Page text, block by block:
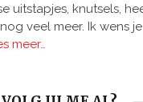
uitstapjes, knutsels,
veel meer. Ik wens
meer…